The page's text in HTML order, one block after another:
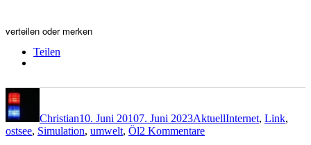
verteilen oder merken
Teilen
Christian10. Juni 20107. Juni 2023AktuellInternet, Link,
ostsee, Simulation, umwelt, Öl2 Kommentarezu